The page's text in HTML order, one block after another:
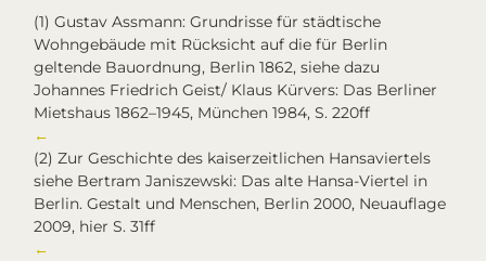
(1) Gustav Assmann: Grundrisse für städtische
Wohngebäude mit Rücksicht auf die für Berlin
geltende Bauordnung, Berlin 1862, siehe dazu
Johannes Friedrich Geist/ Klaus Kürvers: Das Berliner
Mietshaus 1862–1945, München 1984, S. 220ff
←
(2) Zur Geschichte des kaiserzeitlichen Hansaviertels
siehe Bertram Janiszewski: Das alte Hansa-Viertel in
Berlin. Gestalt und Menschen, Berlin 2000, Neuauflage
2009, hier S. 31ff
←